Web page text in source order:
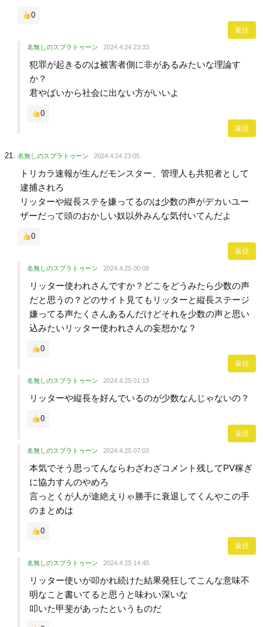
0
返信
名無しのスプラトゥーン 2024.4.24 23:33
犯罪が起きるのは被害者側に非があるみたいな理論す
か？
君やばいから社会に出ない方がいいよ
0
返信
名無しのスプラトゥーン 2024.4.24 23:05
トリカラ速報が生んだモンスター、管理人も共犯者として
逮捕されろ
リッターや縦長ステを嫌ってるのは少数の声がデカいユー
ザーだって頭のおかしい奴以外みんな気付いてんだよ
0
返信
名無しのスプラトゥーン 2024.4.25 00:08
リッター使われさんですか？どこをどうみたら少数の声
だと思うの？どのサイト見てもリッターと縦長ステージ
嫌ってる声たくさんあるんだけどそれを少数の声と思い
込みたいリッター使われさんの妄想かな？
0
返信
名無しのスプラトゥーン 2024.4.25 01:13
リッターや縦長を好んでいるのが少数なんじゃないの？
0
返信
名無しのスプラトゥーン 2024.4.25 07:03
本気でそう思ってんならわざわざコメント残してPV稼ぎ
に協力すんのやめろ
言っとくが人が途絶えりゃ勝手に衰退してくんやこの手
のまとめは
0
返信
名無しのスプラトゥーン 2024.4.25 14:45
リッター使いが叩かれ続けた結果発狂してこんな意味不
明なこと書いてると思うと味わい深いな
叩いた甲斐があったというものだ